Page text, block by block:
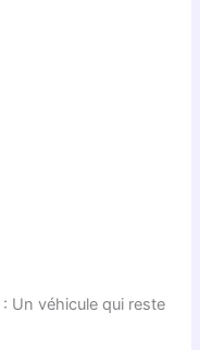
: Un véhicule qui reste